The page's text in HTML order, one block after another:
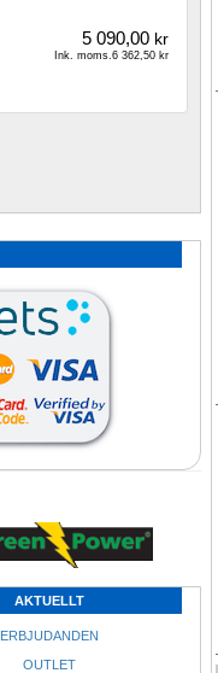
5 090,00kr
Ink. moms.6 362,50 kr
AKTUELLT
ERBJUDANDEN
OUTLET